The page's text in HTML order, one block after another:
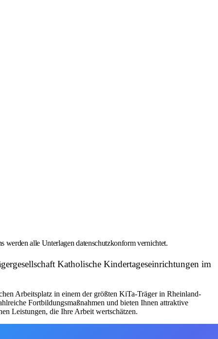
werden alle Unterlagen datenschutzkonform vernichtet.
Katholische Kindertageseinrichtungen im
Arbeitsplatz in einem der größten KiTa-Träger in Rheinland-
Fortbildungsmaßnahmen und bieten Ihnen attraktive
Leistungen, die Ihre Arbeit wertschätzen.